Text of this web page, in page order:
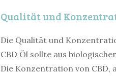
Qualität und
Die Qualität und
CBD Öl sollte aus
Die Konzentration von